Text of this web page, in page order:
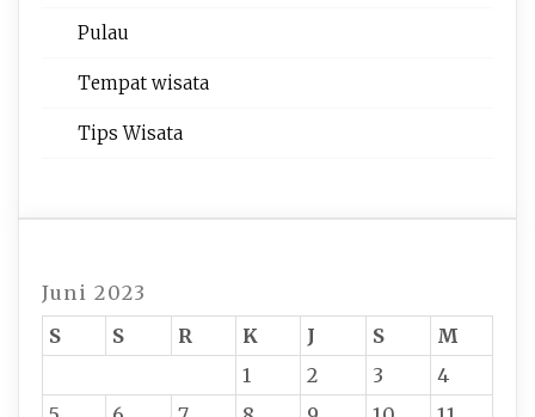
Pulau
Tempat wisata‎
Tips Wisata
Juni 2023
S
S R K J S
M
1
2 3
4